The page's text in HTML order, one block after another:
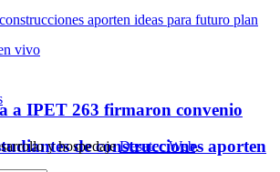
a IPET 263 firmaron convenio
de construcciones aporten
vivo
y hospedajeDesatec Web.